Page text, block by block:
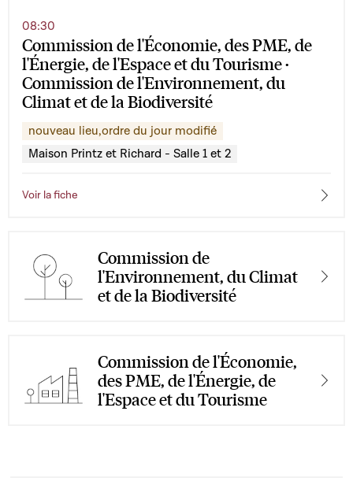
Commission de l'Économie, des PME, de
l'Énergie, de l'Espace et du Tourisme ·
Commission de l'Environnement, du
Climat et de la Biodiversité
08:30
nouveau lieu,ordre du jour modifié
Maison Printz et Richard - Salle 1 et 2
Voir la fiche
Commission de
l'Environnement, du Climat
et de la Biodiversité
Commission de l'Économie,
des PME, de l'Énergie, de
l'Espace et du Tourisme